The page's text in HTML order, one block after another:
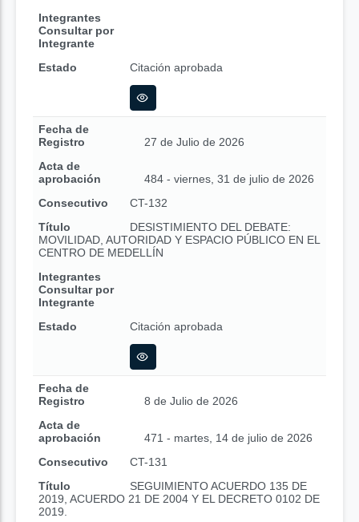
Integrantes
Consultar por
Integrante
Estado
Citación aprobada
Fecha de
Registro
27 de Julio de 2026
Acta de
aprobación
484 - viernes, 31 de julio de 2026
Consecutivo
CT-132
Título
DESISTIMIENTO DEL DEBATE:
MOVILIDAD, AUTORIDAD Y ESPACIO PÚBLICO EN EL
CENTRO DE MEDELLÍN
Integrantes
Consultar por
Integrante
Estado
Citación aprobada
Fecha de
Registro
8 de Julio de 2026
Acta de
aprobación
471 - martes, 14 de julio de 2026
Consecutivo
CT-131
Título
SEGUIMIENTO ACUERDO 135 DE
2019, ACUERDO 21 DE 2004 Y EL DECRETO 0102 DE
2019.